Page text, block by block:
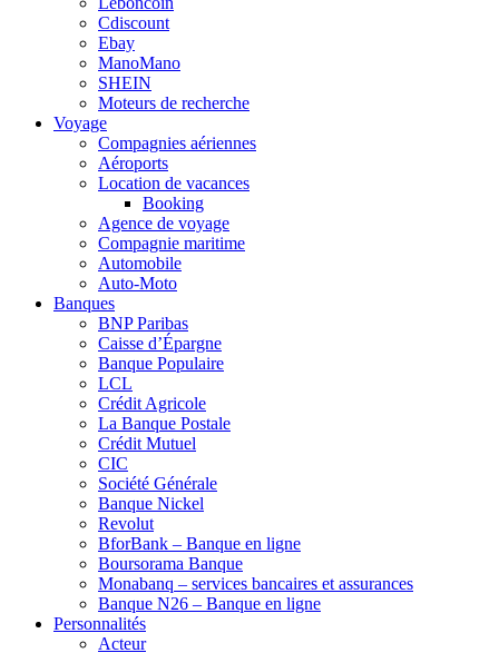
Cdiscount
Ebay
ManoMano
SHEIN
Moteurs de recherche
Voyage
Compagnies aériennes
Aéroports
Location de vacances
Booking
Agence de voyage
Compagnie maritime
Automobile
Auto-Moto
Banques
BNP Paribas
Caisse d’Épargne
Banque Populaire
LCL
Crédit Agricole
La Banque Postale
Crédit Mutuel
CIC
Société Générale
Banque Nickel
Revolut
BforBank – Banque en ligne
Boursorama Banque
Monabanq – services bancaires et assurances
Banque N26 – Banque en ligne
Personnalités
Acteur